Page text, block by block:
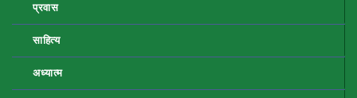
प्रवास
साहित्य
अध्यात्म